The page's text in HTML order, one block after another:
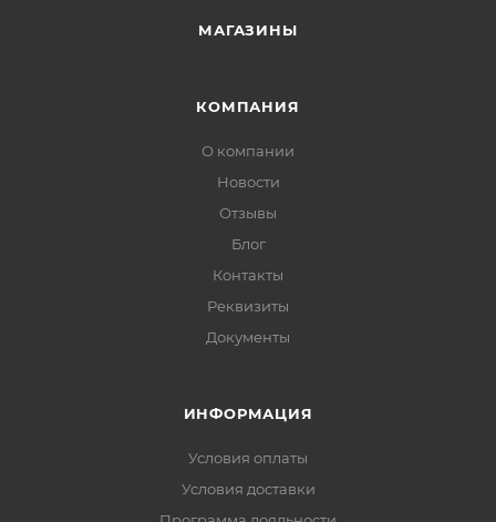
МАГАЗИНЫ
КОМПАНИЯ
О компании
Новости
Отзывы
Блог
Контакты
Реквизиты
Документы
ИНФОРМАЦИЯ
Условия оплаты
Условия доставки